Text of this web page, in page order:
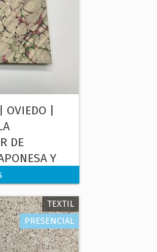
|
DE
Y
PLUMIER
TEXTIL
PRESENCIAL